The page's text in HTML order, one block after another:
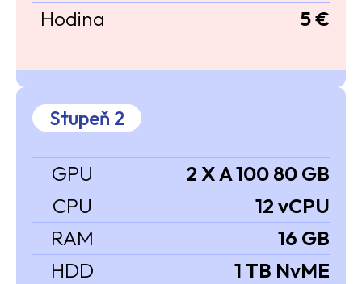
Hodina
5 €
Stupeň 2
GPU
2 X A 100 80 GB
CPU
12 vCPU
RAM
16 GB
HDD
1 TB NvME